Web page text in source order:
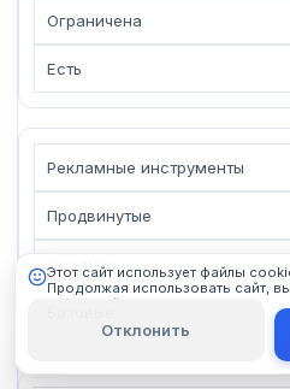
Ограничена
Есть
Рекламные инструменты
Продвинутые
Средние
Этот сайт использует файлы
Продолжая использовать сайт,
политикой cookie.
Отклонить